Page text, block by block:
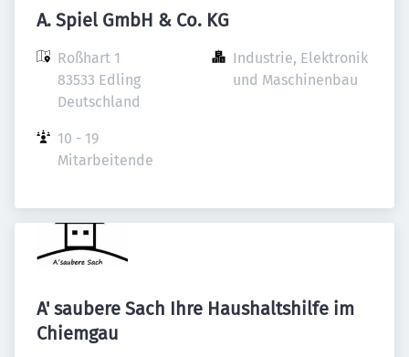
A. Spiel GmbH & Co. KG
Roßhart 1
83533 Edling
Deutschland
Industrie, Elektronik
und Maschinenbau
10 - 19
Mitarbeitende
A' saubere Sach Ihre Haushaltshilfe im
Chiemgau